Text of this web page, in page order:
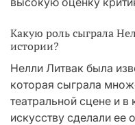
Какую роль сыграла
истории?
Нелли Литвак была
которая сыграла
театральной сцене и в
искусству сделали ее